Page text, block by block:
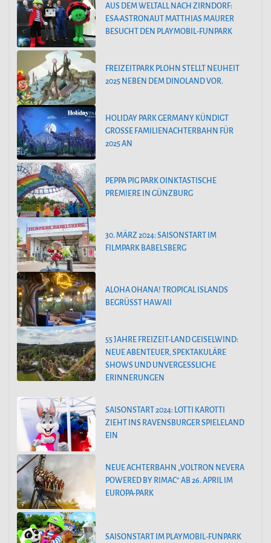
AUS DEM WELTALL NACH ZIRNDORF:
ESA-ASTRONAUT MATTHIAS MAURER
BESUCHT DEN PLAYMOBIL-FUNPARK
FREIZEITPARK PLOHN STELLT NEUHEIT
2025 NEBEN DEM DINOLAND VOR.
HOLIDAY PARK GERMANY KÜNDIGT
GROSSE FAMILIENACHTERBAHN FÜR 2
025 AN
PEPPA PIG PARK OINKTASTISCHE
PREMIERE IN GÜNZBURG
30. MÄRZ 2024: SAISONSTART IM
FILMPARK BABELSBERG
ALOHA OHANA! TROPICAL ISLANDS
BEGRÜSST HAWAII
55 JAHRE FREIZEIT-LAND GEISELWIND:
NEUE ABENTEUER, SPEKTAKULÄRE
SHOWS UND UNVERGESSLICHE
ERINNERUNGEN
SAISONSTART 2024: LOTTI KAROTTI
ZIEHT INS RAVENSBURGER SPIELELAND
EIN
NEUE ACHTERBAHN „VOLTRON NEVERA
POWERED BY RIMAC“ AB 26. APRIL IM
EUROPA-PARK
SAISONSTART IM PLAYMOBIL-FUNPARK